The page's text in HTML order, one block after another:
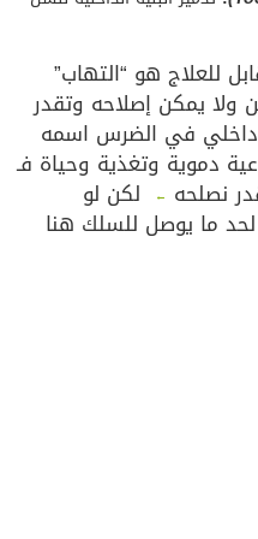
للعلاج هو “التهاب”
يمكن إصلاحه وتقدر
داخلي في الضرس اسمه
دموية وتغذية وحياة فـ
نصلحه ← لكن لو
ما يوصل للسلك هنا